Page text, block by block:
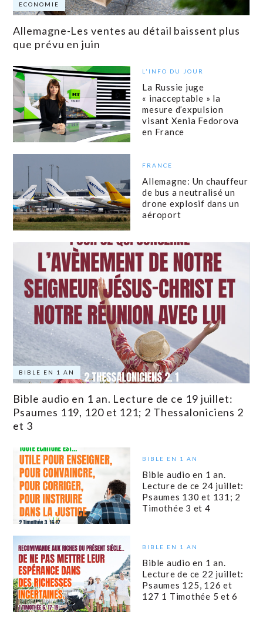
ECONOMIE
Allemagne-Les ventes au détail baissent plus
que prévu en juin
L'INFO DU JOUR
La Russie juge
« inacceptable » la
mesure d’expulsion
visant Xenia Fedorova
en France
FRANCE
Allemagne: Un chauffeur
de bus a neutralisé un
drone explosif dans un
aéroport
BIBLE EN 1 AN
Bible audio en 1 an. Lecture de ce 19 juillet:
Psaumes 119, 120 et 121; 2 Thessaloniciens 2
et 3
BIBLE EN 1 AN
Bible audio en 1 an.
Lecture de ce 24 juillet:
Psaumes 130 et 131; 2
Timothée 3 et 4
BIBLE EN 1 AN
Bible audio en 1 an.
Lecture de ce 22 juillet:
Psaumes 125, 126 et
127 1 Timothée 5 et 6